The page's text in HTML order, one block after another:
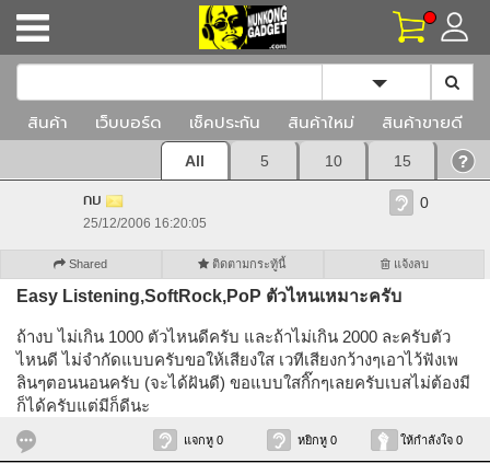
Toggle
สินค้า เว็บบอร์ด เช็คประกัน สินค้าใหม่ สินค้าขายดี
All 5 10 15
กบ
25/12/2006 16:20:05
0
Shared ติดตามกระทู้นี้ แจ้งลบ
Easy Listening,SoftRock,PoP ตัวไหนเหมาะครับ
ถ้างบ ไม่เกิน 1000 ตัวไหนดีครับ และถ้าไม่เกิน 2000 ละครับตัว
ไหนดี ไม่จำกัดแบบครับขอให้เสียงใส เวทีเสียงกว้างๆเอาไว้ฟังเพ
ลินๆตอนนอนครับ (จะได้ฝันดี) ขอแบบใสกิ๊กๆเลยครับเบสไม่ต้องมี
ก็ได้ครับแต่มีก็ดีนะ
แจกหู 0 หยิกหู 0 ให้กำลังใจ 0